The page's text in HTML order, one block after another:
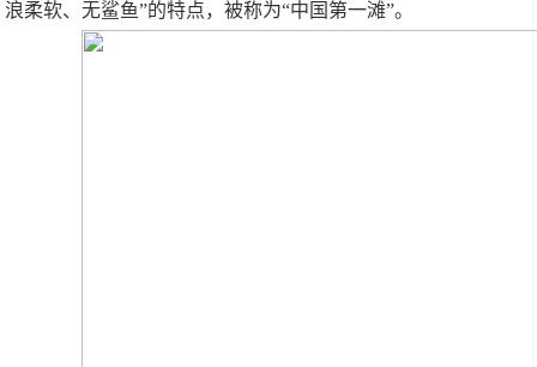
浪柔软、无鲨鱼”的特点，被称为“中国第一滩”。